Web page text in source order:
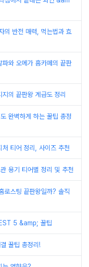
의 반전 매력, 먹는법과 효
와 오메가 홈카페의 끝판
의 끝판왕 계급도 정리
완벽하게 하는 꿀팁 총정
티어 정리, 사이즈 추천
용기 티어별 정리 및 추천
로스팅 끝판왕일까? 솔직
5 &amp; 꿀팁
꿀팁 총정리!